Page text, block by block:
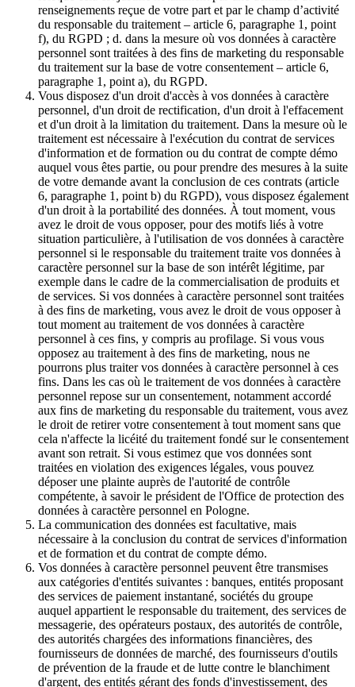
renseignements reçue de votre part et par le champ d’activité
du responsable du traitement – article 6, paragraphe 1, point
f), du RGPD ; d. dans la mesure où vos données à caractère
personnel sont traitées à des fins de marketing du responsable
du traitement sur la base de votre consentement – article 6,
paragraphe 1, point a), du RGPD.
Vous disposez d'un droit d'accès à vos données à caractère
personnel, d'un droit de rectification, d'un droit à l'effacement
et d'un droit à la limitation du traitement. Dans la mesure où le
traitement est nécessaire à l'exécution du contrat de services
d'information et de formation ou du contrat de compte démo
auquel vous êtes partie, ou pour prendre des mesures à la suite
de votre demande avant la conclusion de ces contrats (article
6, paragraphe 1, point b) du RGPD), vous disposez également
d'un droit à la portabilité des données. À tout moment, vous
avez le droit de vous opposer, pour des motifs liés à votre
situation particulière, à l'utilisation de vos données à caractère
personnel si le responsable du traitement traite vos données à
caractère personnel sur la base de son intérêt légitime, par
exemple dans le cadre de la commercialisation de produits et
de services. Si vos données à caractère personnel sont traitées
à des fins de marketing, vous avez le droit de vous opposer à
tout moment au traitement de vos données à caractère
personnel à ces fins, y compris au profilage. Si vous vous
opposez au traitement à des fins de marketing, nous ne
pourrons plus traiter vos données à caractère personnel à ces
fins. Dans les cas où le traitement de vos données à caractère
personnel repose sur un consentement, notamment accordé
aux fins de marketing du responsable du traitement, vous avez
le droit de retirer votre consentement à tout moment sans que
cela n'affecte la licéité du traitement fondé sur le consentement
avant son retrait. Si vous estimez que vos données sont
traitées en violation des exigences légales, vous pouvez
déposer une plainte auprès de l'autorité de contrôle
compétente, à savoir le président de l'Office de protection des
données à caractère personnel en Pologne.
La communication des données est facultative, mais
nécessaire à la conclusion du contrat de services d'information
et de formation et du contrat de compte démo.
Vos données à caractère personnel peuvent être transmises
aux catégories d'entités suivantes : banques, entités proposant
des services de paiement instantané, sociétés du groupe
auquel appartient le responsable du traitement, des services de
messagerie, des opérateurs postaux, des autorités de contrôle,
des autorités chargées des informations financières, des
fournisseurs de données de marché, des fournisseurs d'outils
de prévention de la fraude et de lutte contre le blanchiment
d'argent, des entités gérant des fonds d'investissement, des